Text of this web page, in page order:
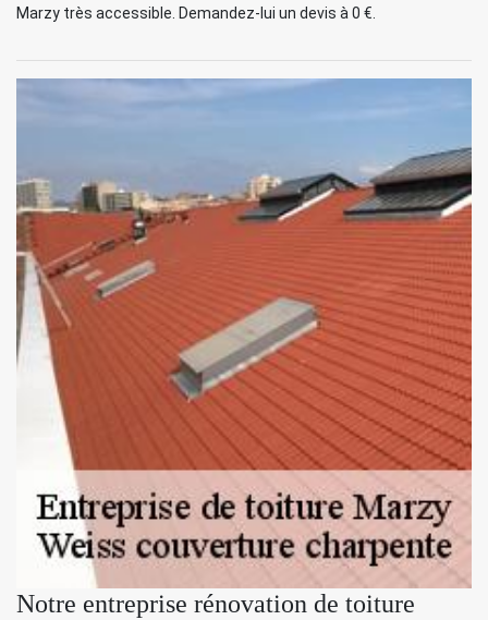
Marzy très accessible. Demandez-lui un devis à 0 €.
Notre entreprise rénovation de toiture